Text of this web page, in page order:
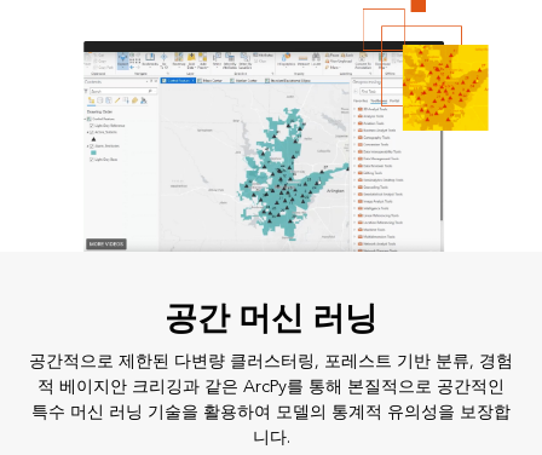
공간 머신 러닝
공간적으로 제한된 다변량 클러스터링, 포레스트 기반 분류, 경험
적 베이지안 크리깅과 같은 ArcPy를 통해 본질적으로 공간적인
특수 머신 러닝 기술을 활용하여 모델의 통계적 유의성을 보장합
니다.